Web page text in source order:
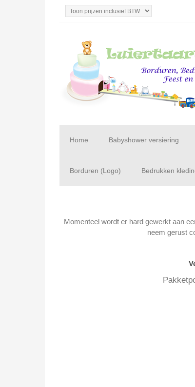
Home Babyshower versiering
Borduren (Logo) Bedrukken
Momenteel wordt er hard gewerkt aan
neem gerust